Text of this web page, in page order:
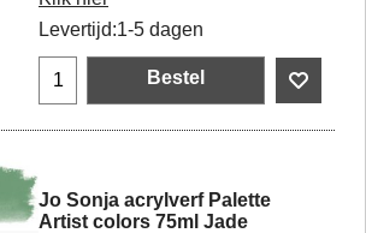
Levertijd:1-5 dagen
Bestel
Jo Sonja acrylverf Palette
Artist colors 75ml Jade